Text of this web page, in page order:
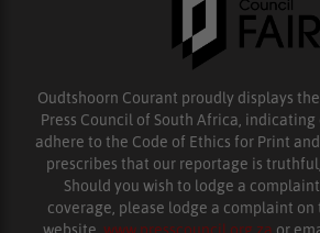
Oudtshoorn Courant proudly displays the
Press Council of South Africa,
adhere to the Code of Ethics for Print
prescribes that our reportage is
Should you wish to lodge a
coverage, please lodge a complaint on